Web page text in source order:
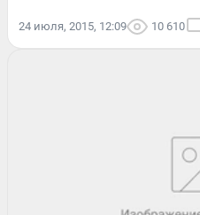
24 июля, 2015, 12:09 10 610